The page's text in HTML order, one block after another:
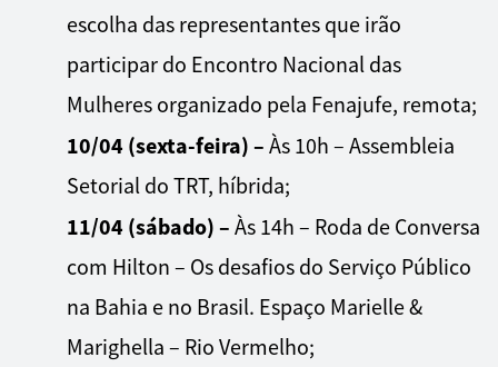
escolha das representantes que irão
participar do Encontro Nacional das
Mulheres organizado pela Fenajufe, remota;
10/04 (sexta-feira) – Às 10h – Assembleia
Setorial do TRT, híbrida;
11/04 (sábado) – Às 14h – Roda de Conversa
com Hilton – Os desafios do Serviço Público
na Bahia e no Brasil. Espaço Marielle &
Marighella – Rio Vermelho;